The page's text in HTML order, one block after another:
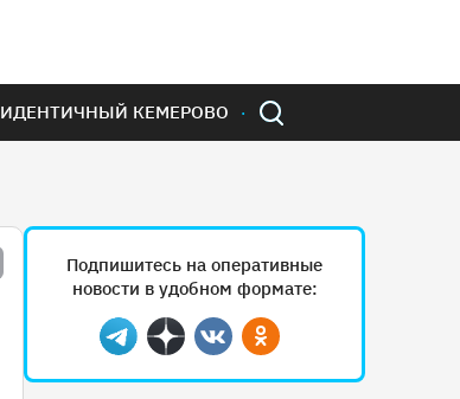
ИДЕНТИЧНЫЙ КЕМЕРОВО
Подпишитесь на оперативные
новости в удобном формате:
Telegram
ДзенВконтактеОдноклассники